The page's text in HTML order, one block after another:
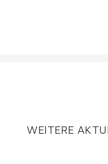
WEITERE